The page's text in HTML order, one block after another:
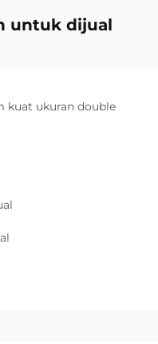
untuk dijual
kuat ukuran double